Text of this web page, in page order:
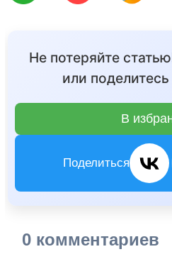
Не потеряйте
или
В
Поделиться
0 комментариев